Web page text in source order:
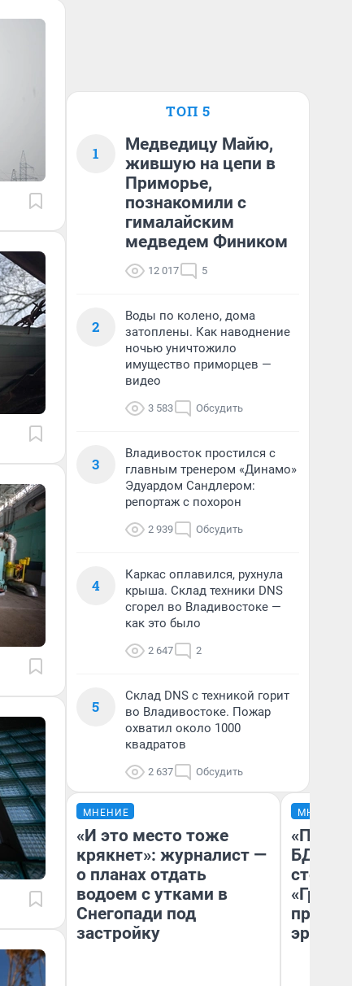
ТОП 5
1
Медведицу Майю,
жившую на цепи в
Приморье,
познакомили с
гималайским
медведем Фиником
12 017 5
2
Воды по колено, дома
затоплены. Как наводнение
ночью уничтожило
имущество приморцев —
видео
3 583 Обсудить
3
Владивосток простился с
главным тренером «Динамо»
Эдуардом Сандлером:
репортаж с похорон
2 939 Обсудить
4
Каркас оплавился, рухнула
крыша. Склад техники DNS
сгорел во Владивостоке —
как это было
2 647 2
5
Склад DNS с техникой горит
во Владивостоке. Пожар
охватил около 1000
квадратов
2 637 Обсудить
МНЕНИЕ
«И это место тоже
крякнет»: журналист —
о планах отдать
водоем с утками в
Снегопади под
застройку
МНЕНИЕ